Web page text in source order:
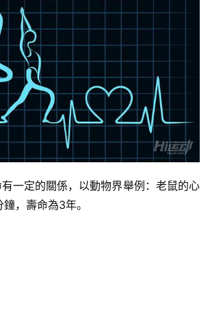
一定的關係，以動物界舉例：老鼠的心
，壽命為3年。